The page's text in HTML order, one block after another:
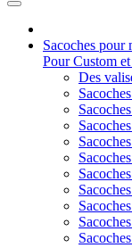
Sacoches pour
Pour Custom
Des